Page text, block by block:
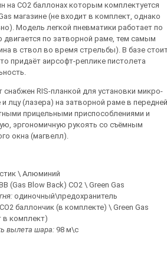
на СО2 баллонах которым комплектуется
магазине (не входит в комплект, однако
Модель легкой пневматики работает по
двигается по затворной раме, тем самым
в ствол во время стрельбы). В базе
придаёт аирсофт-реплике пистолета
RIS-планкой для установки микро-
лцу (лазера) на затворной раме в передней
прицельными приспособлениями и
эргономичную рукоять со съёмным
окна (магвелл).
\ Алюминий
(Gas Blow Back) CO2 \ Green Gas
одиночный\предохранитель
CO2 баллончик (в комплекте) \ Green Gas
в комплект)
вылета шара: 98 м\с